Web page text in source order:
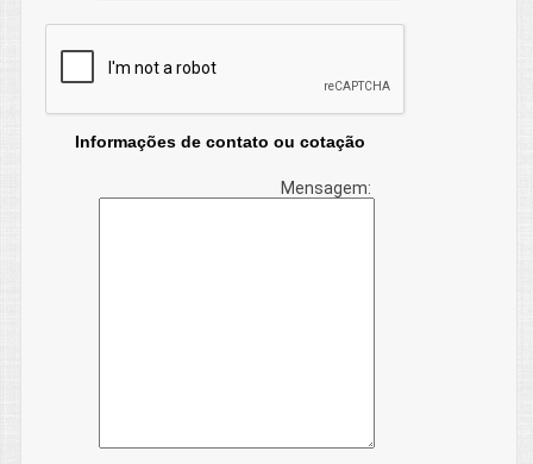
Informações de contato ou cotação
Mensagem: